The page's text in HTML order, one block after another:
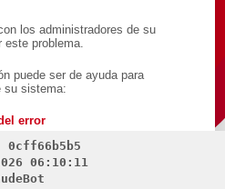
los administradores de su
problema.
puede ser de ayuda para
su sistema:
error
0cff66b5b5
06:10:11